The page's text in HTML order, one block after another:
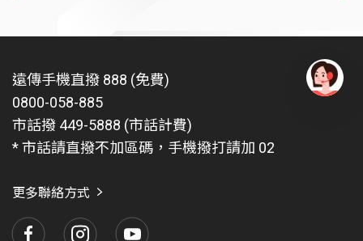
遠傳手機直撥 888 (免費)
0800-058-885
市話撥 449-5888 (市話計費)
* 市話請直撥不加區碼，手機撥打請加 02
更多聯絡方式